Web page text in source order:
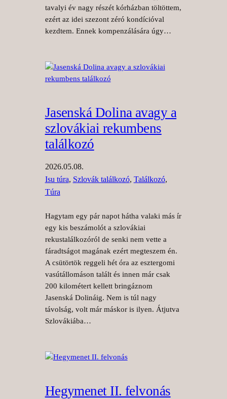
tavalyi év nagy részét kórházban töltöttem,
ezért az idei szezont zéró kondícióval
kezdtem. Ennek kompenzálására úgy…
Jasenská Dolina avagy a
szlovákiai rekumbens
találkozó
2026.05.08.
Isu túra, Szlovák találkozó, Találkozó
Túra
Hagytam egy pár napot hátha valaki más ír
egy kis beszámolót a szlovákiai
rekustalálkozóról de senki nem vette a
fáradtságot magának ezért megteszem én.
A csütörtök reggeli hét óra az esztergomi
vasútállomáson talált és innen már csak
200 kilométert kellett bringáznom
Jasenská Dolináig. Nem is túl nagy
távolság, volt már máskor is ilyen. Átjutva
Szlovákiába…
Hegymenet II. felvonás